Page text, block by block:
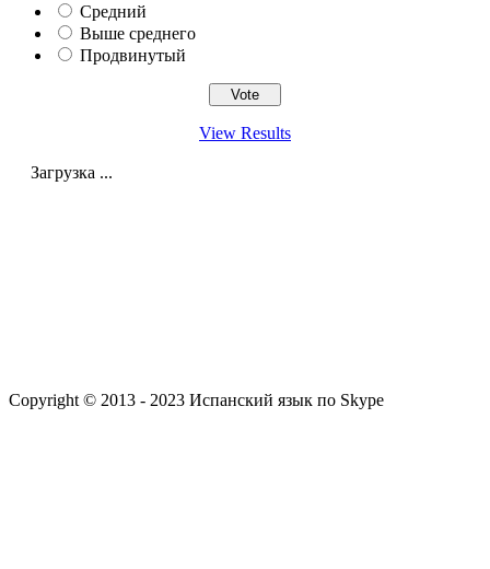
Средний
Выше среднего
Продвинутый
View Results
Загрузка ...
Copyright © 2013 - 2023 Испанский язык по Skype